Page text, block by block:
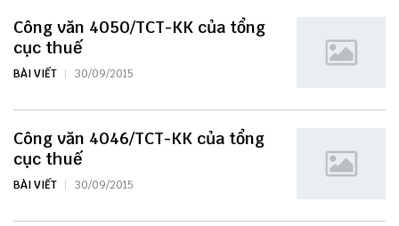
Công văn 4050/TCT-KK của tổng
cục thuế
BÀI VIẾT 30/09/2015
Công văn 4046/TCT-KK của tổng
cục thuế
BÀI VIẾT 30/09/2015